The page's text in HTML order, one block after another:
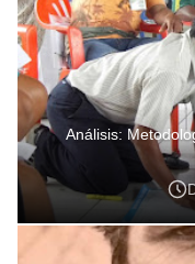
Análisis: